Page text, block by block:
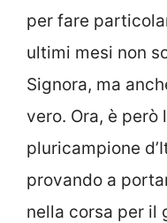
per fare
ultimi mesi non
Signora, ma
vero. Ora, è però
pluricampione
provando a
nella corsa per il